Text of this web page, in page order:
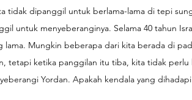
tidak dipanggil untuk berlama-lama di tepi
untuk menyeberanginya. Selama 40 tahun
lama. Mungkin beberapa dari kita berada di
tetapi ketika panggilan itu tiba, kita tidak
Yordan. Apakah kendala yang